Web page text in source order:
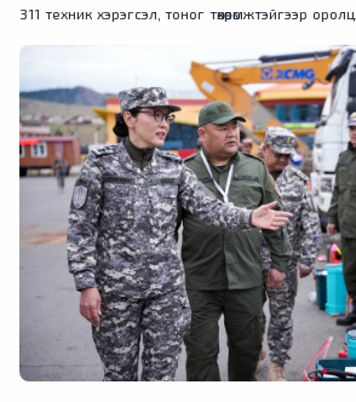
311 техник хэрэгсэл, тоног төхөөрөмжтэйгээр